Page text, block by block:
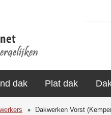
dak Plat dak
Dakwerken Vorst